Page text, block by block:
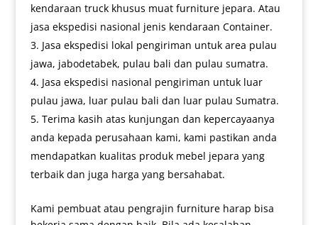
kendaraan truck khusus muat furniture jepara. Atau
jasa ekspedisi nasional jenis kendaraan Container.
Jasa ekspedisi lokal pengiriman untuk area pulau
jawa, jabodetabek, pulau bali dan pulau sumatra.
Jasa ekspedisi nasional pengiriman untuk luar
pulau jawa, luar pulau bali dan luar pulau Sumatra.
Terima kasih atas kunjungan dan kepercayaanya
anda kepada perusahaan kami, kami pastikan anda
mendapatkan kualitas produk mebel jepara yang
terbaik dan juga harga yang bersahabat.
Kami pembuat atau pengrajin furniture harap bisa